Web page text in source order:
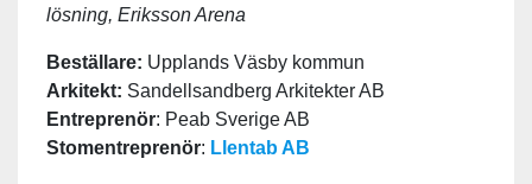
lösning, Eriksson Arena
Beställare: Upplands Väsby kommun
Arkitekt: Sandellsandberg Arkitekter AB
Entreprenör: Peab Sverige AB
Stomentreprenör: Llentab AB